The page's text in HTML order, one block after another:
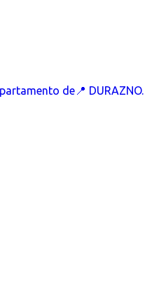
de📍 DURAZNO.